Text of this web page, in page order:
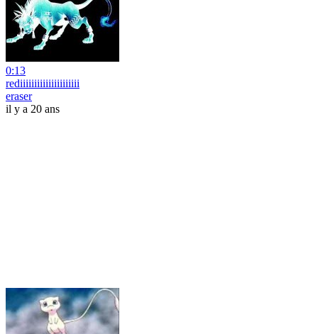
0:13
rediiiiiiiiiiiiiiiiiiiii
eraser
il y a 20 ans